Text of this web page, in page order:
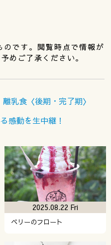
です。閲覧時点で情報が
めご了承ください。
乳食〈後期・完了期〉
感動を生中継！
ベリーのフロート
2025.08.22 Fri